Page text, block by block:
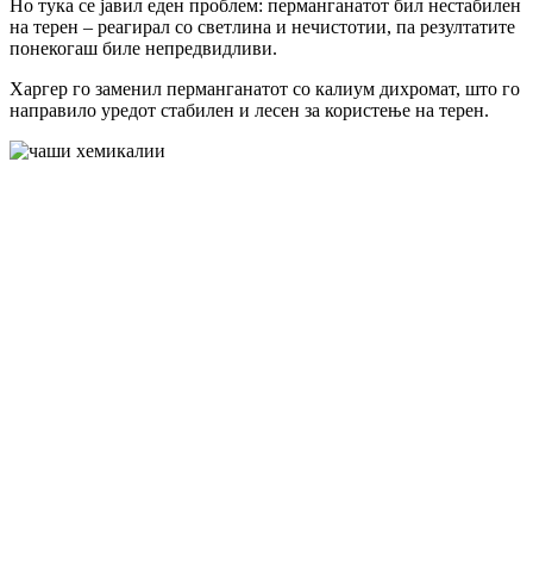
Но тука се јавил еден проблем: перманганатот бил нестабилен
на терен – реагирал со светлина и нечистотии, па резултатите
понекогаш биле непредвидливи.
Харгер го заменил перманганатот со калиум дихромат, што го
направило уредот стабилен и лесен за користење на терен.